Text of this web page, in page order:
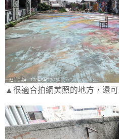
▲很適合拍網美照的地方，還